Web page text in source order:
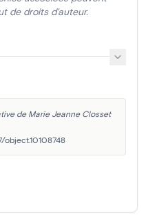
de droits d'auteur.
de Marie Jeanne Closset